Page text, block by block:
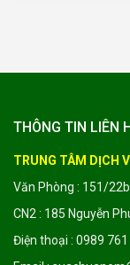
THÔNG TIN LIÊN
TRUNG TÂM DỊCH
Văn Phòng : 151/
CN2 : 185 Nguyễn
Điện thoại : 0989 761